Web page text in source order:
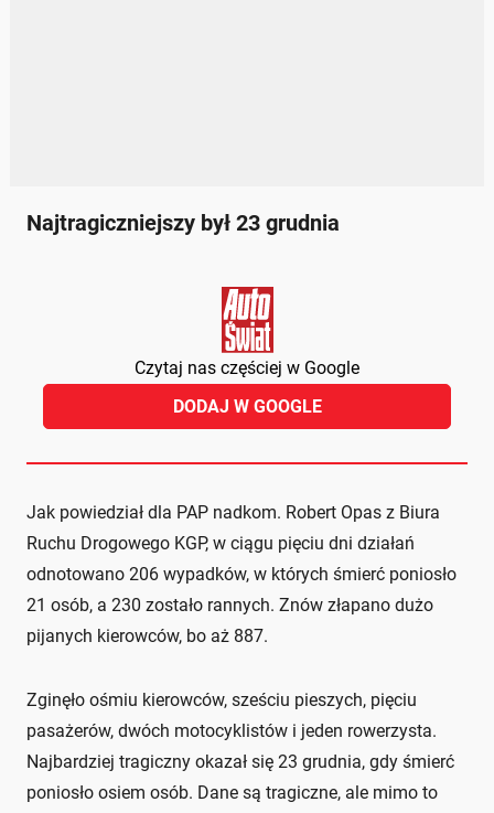
Najtragiczniejszy był 23 grudnia
Czytaj nas częściej w Google
DODAJ W GOOGLE
Jak powiedział dla PAP nadkom. Robert Opas z Biura
Ruchu Drogowego KGP, w ciągu pięciu dni działań
odnotowano 206 wypadków, w których śmierć poniosło
21 osób, a 230 zostało rannych. Znów złapano dużo
pijanych kierowców, bo aż 887.
Zginęło ośmiu kierowców, sześciu pieszych, pięciu
pasażerów, dwóch motocyklistów i jeden rowerzysta.
Najbardziej tragiczny okazał się 23 grudnia, gdy śmierć
poniosło osiem osób. Dane są tragiczne, ale mimo to